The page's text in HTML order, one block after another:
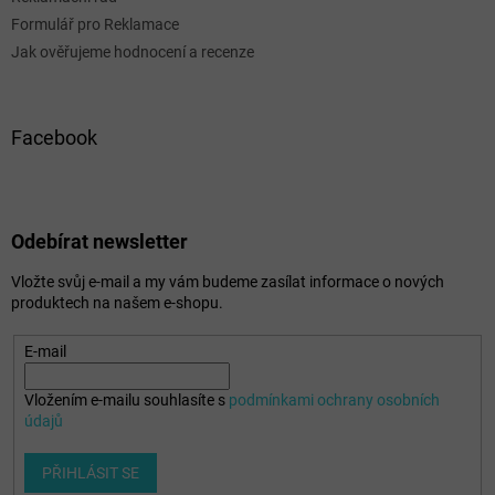
Formulář pro Reklamace
Jak ověřujeme hodnocení a recenze
Facebook
Odebírat newsletter
Vložte svůj e-mail a my vám budeme zasílat informace o nových
produktech na našem e-shopu.
E-mail
Vložením e-mailu souhlasíte s podmínkami ochrany osobních
údajů
PŘIHLÁSIT SE